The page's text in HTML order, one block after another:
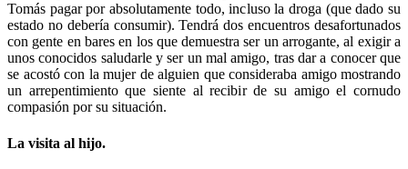
Tomás pagar por absolutamente todo, incluso la droga (que dado su
estado no debería consumir). Tendrá dos encuentros desafortunados
con gente en bares en los que demuestra ser un arrogante, al exigir a
unos conocidos saludarle y ser un mal amigo, tras dar a conocer que
se acostó con la mujer de alguien que consideraba amigo mostrando
un arrepentimiento que siente al recibir de su amigo el cornudo
compasión por su situación.
La visita al hijo.